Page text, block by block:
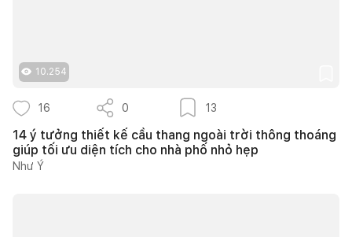
10.254
16 0 13
14 ý tưởng thiết kế cầu thang ngoài trời thông thoáng
giúp tối ưu diện tích cho nhà phố nhỏ hẹp
Như Ý